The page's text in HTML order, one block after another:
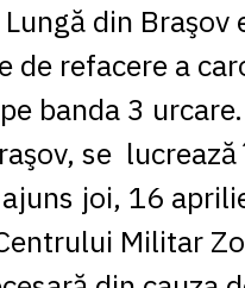
1 ZAR = 0.2318
din Braşov
de refacere a
banda 3
se
joi, 16
Militar